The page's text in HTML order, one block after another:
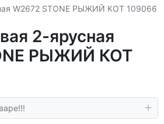
W2672 STONE РЫЖИЙ КОТ 109066
2-ярусная
РЫЖИЙ КОТ